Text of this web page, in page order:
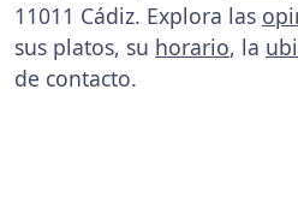
11011 Cádiz. Explora las
sus platos, su horario, la
de contacto.